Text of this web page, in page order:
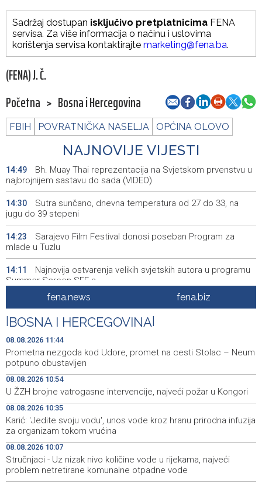
Sadržaj dostupan isključivo pretplatnicima FENA
servisa. Za više informacija o načinu i uslovima
korištenja servisa kontaktirajte marketing@fena.ba.
(FENA) J. Č.
Početna > Bosna i Hercegovina
FBIH POVRATNIČKA NASELJA OPĆINA OLOVO
NAJNOVIJE VIJESTI
14:49
Bh. Muay Thai reprezentacija na Svjetskom prvenstvu u
najbrojnijem sastavu do sada (VIDEO)
14:30
Sutra sunčano, dnevna temperatura od 27 do 33, na
jugu do 39 stepeni
14:23
Sarajevo Film Festival donosi poseban Program za
mlade u Tuzlu
14:11
Najnovija ostvarenja velikih svjetskih autora u programu
Summer Screen SFF-a
Izraelska vojska nastavlja napade na jugu Libana uprkos
prekidu vatre i pregovorima
14:01 Izraelske snage izvršile raciju u gradu na Zapadnoj obali
13:54
Normalizovan saobraćaj na dionici puta Stolac–Neum,
kod mjesta Udora, nakon nezgode
13:15
Vučić i Zelenski u Beogradu: Srbija podržava teritorijalni
integritet Ukrajine
13:02
Na magistralnoj cesti Stolac-Neum, kod mjesta Udora,
naizmjenično propuštanje vozila, jednom trakom
12:59
Više od 500 učesnika na Drinskoj regati od Modrana do
Goražda
fena.news fena.biz
BOSNA I HERCEGOVINA
08.08.2026 11:44
Prometna nezgoda kod Udore, promet na cesti Stolac – Neum
potpuno obustavljen
08.08.2026 10:54
U ŽZH brojne vatrogasne intervencije, najveći požar u Kongori
08.08.2026 10:35
Karić: 'Jedite svoju vodu', unos vode kroz hranu prirodna infuzija
za organizam tokom vrućina
08.08.2026 10:07
Stručnjaci - Uz nizak nivo količine vode u rijekama, najveći
problem netretirane komunalne otpadne vode